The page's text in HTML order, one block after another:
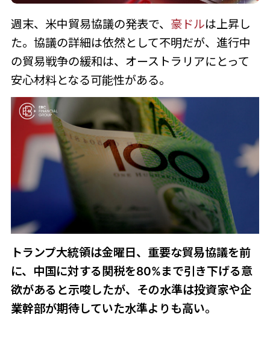
週末、米中貿易協議の発表で、 豪ドルは上昇し
た。協議の詳細は依然として不明だが、進行中
の貿易戦争の緩和は、オーストラリアにとって
安心材料となる可能性がある。
トランプ大統領は金曜日、重要な貿易協議を前
に、中国に対する関税を80%まで引き下げる意
欲があると示唆したが、その水準は投資家や企
業幹部が期待していた水準よりも高い。